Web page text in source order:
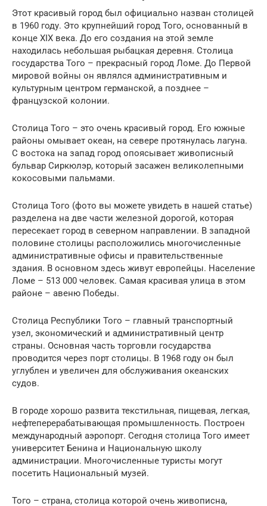
Этот красивый город был официально назван столицей
в 1960 году. Это крупнейший город Того, основанный в
конце XIX века. До его создания на этой земле
находилась небольшая рыбацкая деревня. Столица
государства Того – прекрасный город Ломе. До Первой
мировой войны он являлся административным и
культурным центром германской, а позднее –
французской колонии.
Столица Того – это очень красивый город. Его южные
районы омывает океан, на севере протянулась лагуна.
С востока на запад город опоясывает живописный
бульвар Сиркюлэр, который засажен великолепными
кокосовыми пальмами.
Столица Того (фото вы можете увидеть в нашей статье)
разделена на две части железной дорогой, которая
пересекает город в северном направлении. В западной
половине столицы расположились многочисленные
административные офисы и правительственные
здания. В основном здесь живут европейцы. Население
Ломе – 513 000 человек. Самая красивая улица в этом
районе – авеню Победы.
Столица Республики Того – главный транспортный
узел, экономический и административный центр
страны. Основная часть торговли государства
проводится через порт столицы. В 1968 году он был
углублен и увеличен для обслуживания океанских
судов.
В городе хорошо развита текстильная, пищевая, легкая,
нефтеперерабатывающая промышленность. Построен
международный аэропорт. Сегодня столица Того имеет
университет Бенина и Национальную школу
администрации. Многочисленные туристы могут
посетить Национальный музей.
Того – страна, столица которой очень живописна,